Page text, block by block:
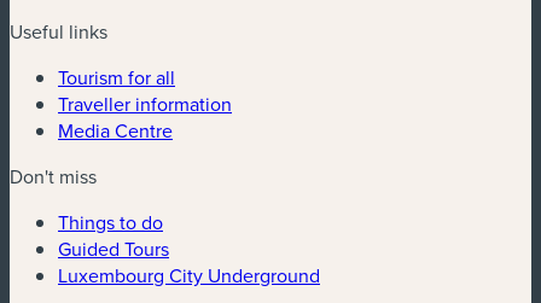
Useful links
Tourism for all
Traveller information
Media Centre
Don't miss
Things to do
Guided Tours
Luxembourg City Underground